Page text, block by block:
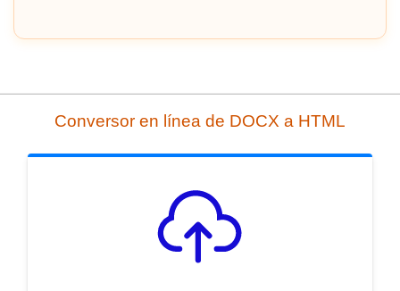
Conversor en línea de DOCX a HTML